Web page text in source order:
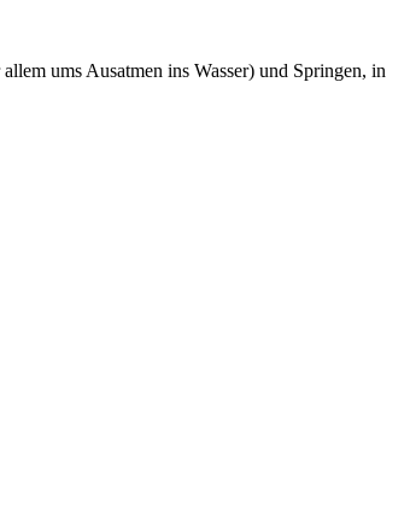
ums Ausatmen ins Wasser) und Springen, in